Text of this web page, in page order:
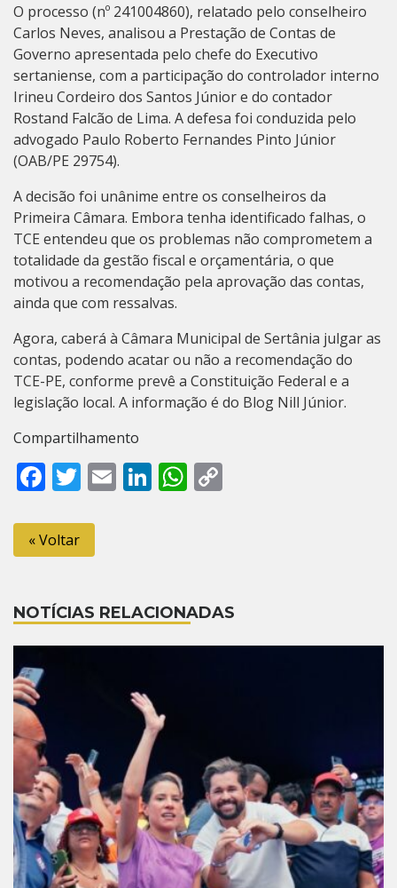
O processo (nº 241004860), relatado pelo conselheiro
Carlos Neves, analisou a Prestação de Contas de
Governo apresentada pelo chefe do Executivo
sertaniense, com a participação do controlador interno
Irineu Cordeiro dos Santos Júnior e do contador
Rostand Falcão de Lima. A defesa foi conduzida pelo
advogado Paulo Roberto Fernandes Pinto Júnior
(OAB/PE 29754).
A decisão foi unânime entre os conselheiros da
Primeira Câmara. Embora tenha identificado falhas, o
TCE entendeu que os problemas não comprometem a
totalidade da gestão fiscal e orçamentária, o que
motivou a recomendação pela aprovação das contas,
ainda que com ressalvas.
Agora, caberá à Câmara Municipal de Sertânia julgar as
contas, podendo acatar ou não a recomendação do
TCE-PE, conforme prevê a Constituição Federal e a
legislação local. A informação é do Blog Nill Júnior.
Compartilhamento
Facebook
Twitter
EmailLinkedIn
WhatsApp
« Voltar
NOTÍCIAS RELACIONADAS